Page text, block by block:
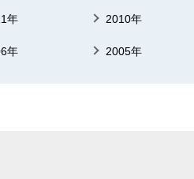
年 2010年
年 2005年